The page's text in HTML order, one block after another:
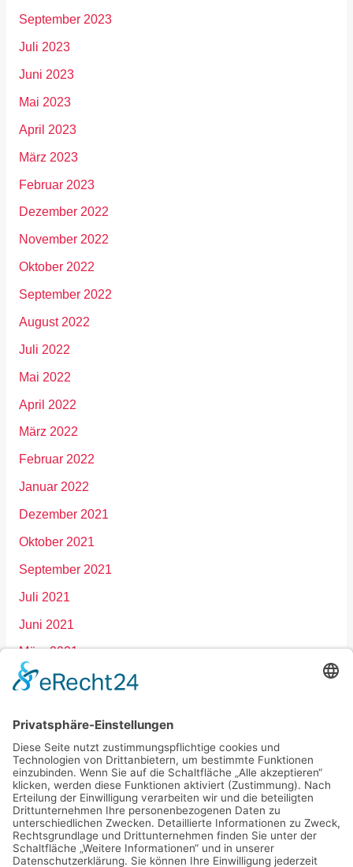
September 2023
Juli 2023
Juni 2023
Mai 2023
April 2023
März 2023
Februar 2023
Dezember 2022
November 2022
Oktober 2022
September 2022
August 2022
Juli 2022
Mai 2022
April 2022
März 2022
Februar 2022
Januar 2022
Dezember 2021
Oktober 2021
September 2021
Juli 2021
Juni 2021
März 2021
Januar 2021
September 2020
März 2020
Februar 2020